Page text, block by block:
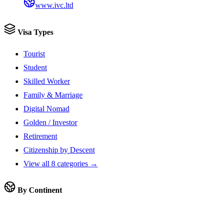
www.ivc.ltd
Visa Types
Tourist
Student
Skilled Worker
Family & Marriage
Digital Nomad
Golden / Investor
Retirement
Citizenship by Descent
View all 8 categories →
By Continent